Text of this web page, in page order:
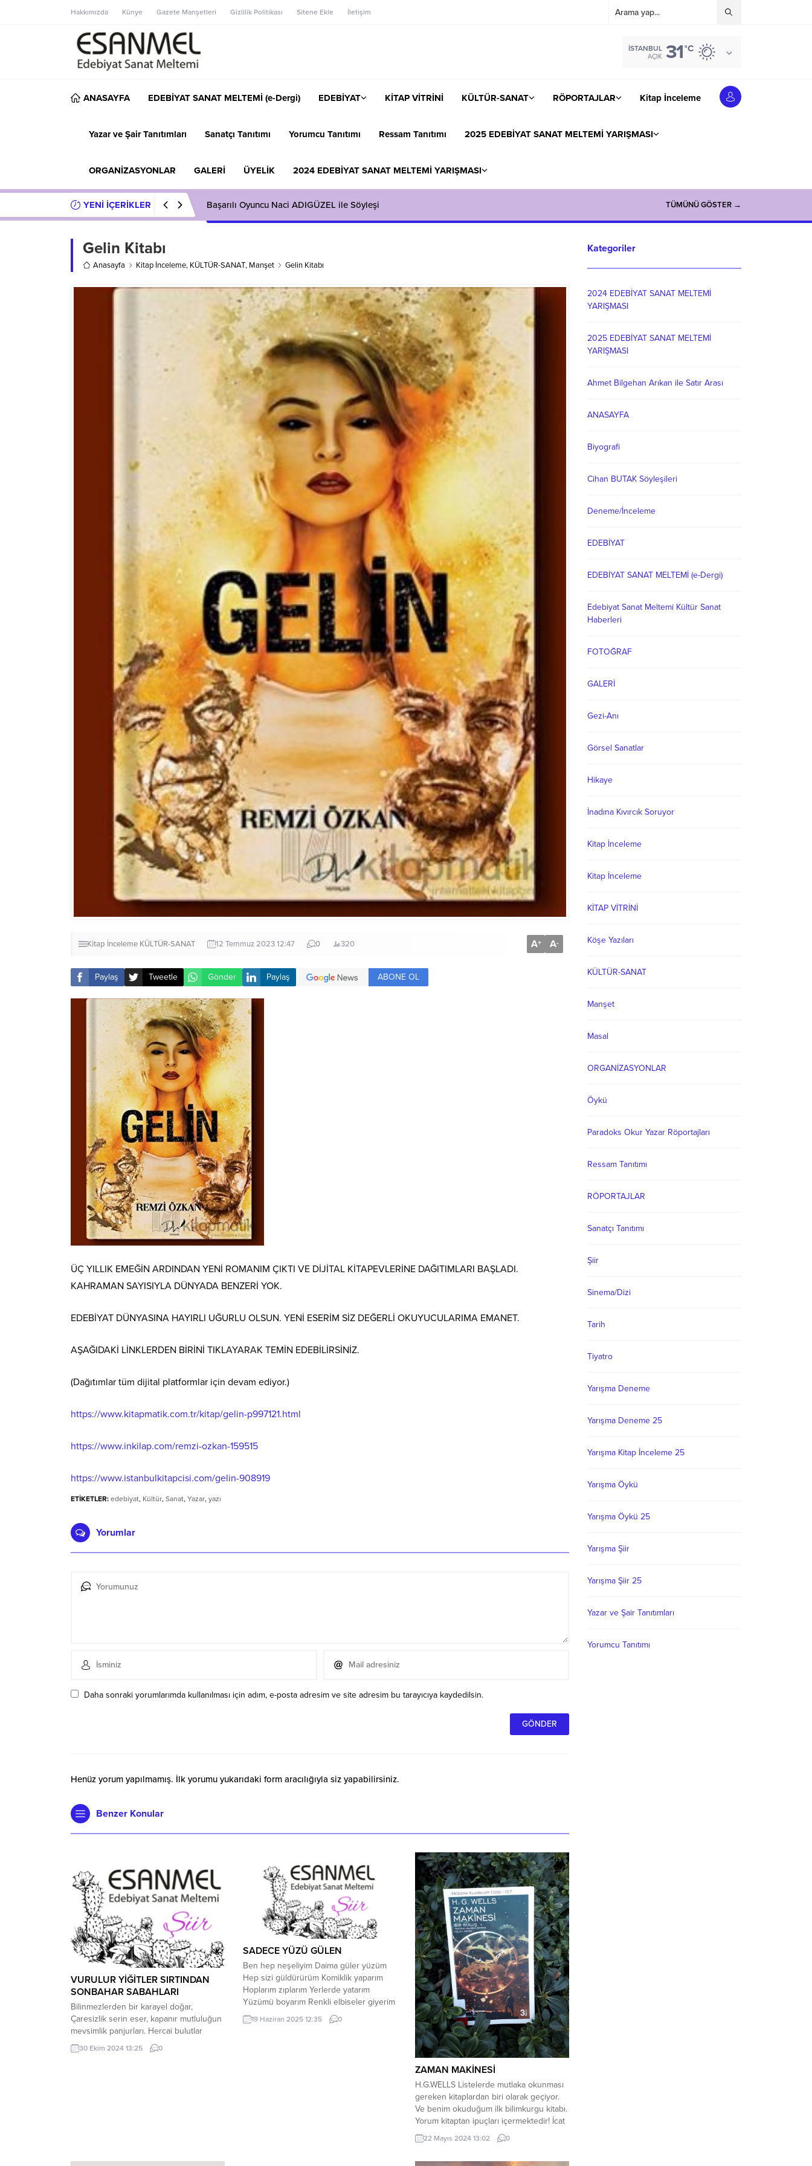
Hakkımızda Künye Gazete Manşetleri Gizlilik Politikası Sitene Ekle İletişim
İSTANBUL
AÇIK 31°C
ANASAYFA EDEBİYAT SANAT MELTEMİ (e-Dergi) EDEBİYAT KİTAP VİTRİNİ KÜLTÜR-SANAT RÖPORTAJLAR Kitap İnceleme
Yazar ve Şair Tanıtımları Sanatçı Tanıtımı Yorumcu Tanıtımı Ressam Tanıtımı 2025 EDEBİYAT SANAT MELTEMİ YARIŞMASI
ORGANİZASYONLAR GALERİ ÜYELİK 2024 EDEBİYAT SANAT MELTEMİ YARIŞMASI
YENİ İÇERİKLER Başarılı Oyuncu Naci ADIGÜZEL ile Söyleşi TÜMÜNÜ GÖSTER →
Gelin Kitabı
Anasayfa Kitap İnceleme, KÜLTÜR-SANAT, Manşet Gelin Kitabı
Kitap İnceleme KÜLTÜR-SANAT 12 Temmuz 2023 12:47 0 320 A+ A-
Paylaş Tweetle Gönder Paylaş ABONE OL
ÜÇ YILLIK EMEĞİN ARDINDAN YENİ ROMANIM ÇIKTI VE DİJİTAL KİTAPEVLERİNE DAĞITIMLARI BAŞLADI.
KAHRAMAN SAYISIYLA DÜNYADA BENZERİ YOK.
EDEBİYAT DÜNYASINA HAYIRLI UĞURLU OLSUN. YENİ ESERİM SİZ DEĞERLİ OKUYUCULARIMA EMANET.
AŞAĞIDAKİ LİNKLERDEN BİRİNİ TIKLAYARAK TEMİN EDEBİLİRSİNİZ.
(Dağıtımlar tüm dijital platformlar için devam ediyor.)
https://www.kitapmatik.com.tr/kitap/gelin-p997121.html
https://www.inkilap.com/remzi-ozkan-159515
https://www.istanbulkitapcisi.com/gelin-908919
ETİKETLER: edebiyat, Kültür, Sanat, Yazar, yazı
Yorumlar
Daha sonraki yorumlarımda kullanılması için adım, e-posta adresim ve site adresim bu tarayıcıya kaydedilsin.
Henüz yorum yapılmamış. İlk yorumu yukarıdaki form aracılığıyla siz yapabilirsiniz.
Benzer Konular
VURULUR YİĞİTLER SIRTINDAN
SONBAHAR SABAHLARI
Bilinmezlerden bir karayel doğar,
Çaresizlik serin eser, kapanır mutluluğun
mevsimlik panjurları. Hercai bulutlar
tehditkâr bakar, Kaçar özgürlüklerine
yağmur damlaları. Taşımak zor gelir
30 Ekim 2024 13:25 0
SADECE YÜZÜ GÜLEN
Ben hep neşeliyim Daima güler yüzüm
Hep sizi güldürürüm Komiklik yaparım
Hoplarım zıplarım Yerlerde yatarım
Yüzümü boyarım Renkli elbiseler giyerim
Büyük ayakkabılar giyerim Hep şarkı
söylerim Hem çocukları Hem büyükleri
19 Haziran 2025 12:35 0
ZAMAN MAKİNESİ
H.G.WELLS Listelerde mutlaka okunması
gereken kitaplardan biri olarak geçiyor.
Ve benim okuduğum ilk bilimkurgu kitabı.
Yorum kitaptan ipuçları içermektedir! İcat
ettiği zaman makinesi ile 19.yy.
İngiltere’sinden ileri geleceğin
22 Mayıs 2024 13:02 0
Kategoriler
2024 EDEBİYAT SANAT MELTEMİ
YARIŞMASI
2025 EDEBİYAT SANAT MELTEMİ
YARIŞMASI
Ahmet Bilgehan Arıkan ile Satır Arası
ANASAYFA
Biyografi
Cihan BUTAK Söyleşileri
Deneme/İnceleme
EDEBİYAT
EDEBİYAT SANAT MELTEMİ (e-Dergi)
Edebiyat Sanat Meltemi Kültür Sanat
Haberleri
FOTOĞRAF
GALERİ
Gezi-Anı
Görsel Sanatlar
Hikaye
İnadına Kıvırcık Soruyor
Kitap İnceleme
Kitap İnceleme
KİTAP VİTRİNİ
Köşe Yazıları
KÜLTÜR-SANAT
Manşet
Masal
ORGANİZASYONLAR
Öykü
Paradoks Okur Yazar Röportajları
Ressam Tanıtımı
RÖPORTAJLAR
Sanatçı Tanıtımı
Şiir
Sinema/Dizi
Tarih
Tiyatro
Yarışma Deneme
Yarışma Deneme 25
Yarışma Kitap İnceleme 25
Yarışma Öykü
Yarışma Öykü 25
Yarışma Şiir
Yarışma Şiir 25
Yazar ve Şair Tanıtımları
Yorumcu Tanıtımı